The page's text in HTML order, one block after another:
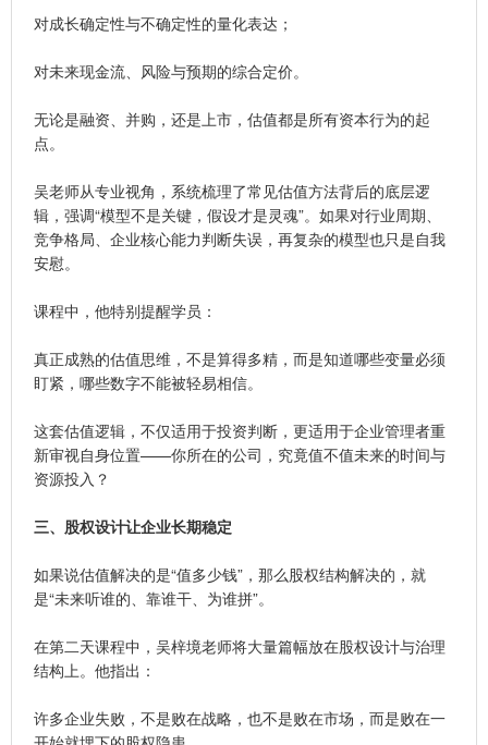
对成长确定性与不确定性的量化表达；
对未来现金流、风险与预期的综合定价。
无论是融资、并购，还是上市，估值都是所有资本行为的起
点。
吴老师从专业视角，系统梳理了常见估值方法背后的底层逻
辑，强调“模型不是关键，假设才是灵魂”。如果对行业周期、
竞争格局、企业核心能力判断失误，再复杂的模型也只是自我
安慰。
课程中，他特别提醒学员：
真正成熟的估值思维，不是算得多精，而是知道哪些变量必须
盯紧，哪些数字不能被轻易相信。
这套估值逻辑，不仅适用于投资判断，更适用于企业管理者重
新审视自身位置——你所在的公司，究竟值不值未来的时间与
资源投入？
三、 股权设计让企业长期稳定
如果说估值解决的是“值多少钱”，那么股权结构解决的，就
是“未来听谁的、靠谁干、为谁拼”。
在第二天课程中，吴梓境老师将大量篇幅放在股权设计与治理
结构上。他指出：
许多企业失败，不是败在战略，也不是败在市场，而是败在一